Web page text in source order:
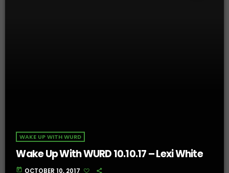
WAKE UP WITH WURD
Wake Up With WURD 10.10.17 – Lexi White
today OCTOBER 10, 2017